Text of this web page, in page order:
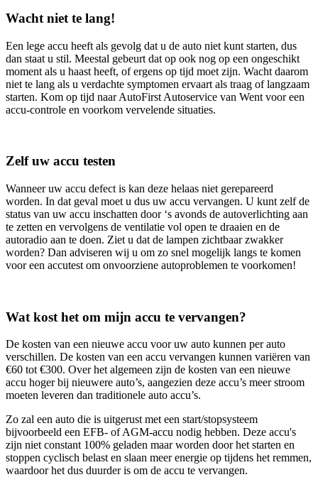
Wacht niet te lang!
Een lege accu heeft als gevolg dat u de auto niet kunt starten, dus
dan staat u stil. Meestal gebeurt dat op ook nog op een ongeschikt
moment als u haast heeft, of ergens op tijd moet zijn. Wacht daarom
niet te lang als u verdachte symptomen ervaart als traag of langzaam
starten. Kom op tijd naar AutoFirst Autoservice van Went voor een
accu-controle en voorkom vervelende situaties.
Zelf uw accu testen
Wanneer uw accu defect is kan deze helaas niet gerepareerd
worden. In dat geval moet u dus uw accu vervangen. U kunt zelf de
status van uw accu inschatten door ‘s avonds de autoverlichting aan
te zetten en vervolgens de ventilatie vol open te draaien en de
autoradio aan te doen. Ziet u dat de lampen zichtbaar zwakker
worden? Dan adviseren wij u om zo snel mogelijk langs te komen
voor een accutest om onvoorziene autoproblemen te voorkomen!
Wat kost het om mijn accu te vervangen?
De kosten van een nieuwe accu voor uw auto kunnen per auto
verschillen. De kosten van een accu vervangen kunnen variëren van
€60 tot €300. Over het algemeen zijn de kosten van een nieuwe
accu hoger bij nieuwere auto’s, aangezien deze accu’s meer stroom
moeten leveren dan traditionele auto accu’s.
Zo zal een auto die is uitgerust met een start/stopsysteem
bijvoorbeeld een EFB- of AGM-accu nodig hebben. Deze accu's
zijn niet constant 100% geladen maar worden door het starten en
stoppen cyclisch belast en slaan meer energie op tijdens het remmen,
waardoor het dus duurder is om de accu te vervangen.